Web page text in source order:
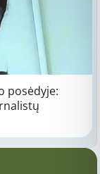
posėdyje: